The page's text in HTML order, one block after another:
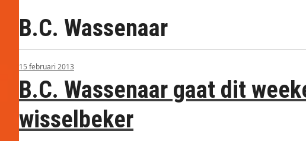
B.C. Wassenaar
15 februari 2013
B.C. Wassenaar gaat dit
wisselbeker